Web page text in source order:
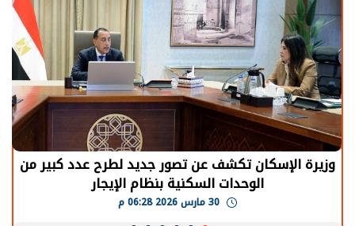
وزيرة الإسكان تكشف عن تصور جديد لطرح عدد كبير من
الوحدات السكنية بنظام الإيجار